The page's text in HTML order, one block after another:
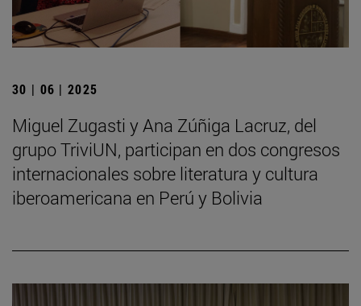
30 | 06 | 2025
Miguel Zugasti y Ana Zúñiga Lacruz, del
grupo TriviUN, participan en dos congresos
internacionales sobre literatura y cultura
iberoamericana en Perú y Bolivia